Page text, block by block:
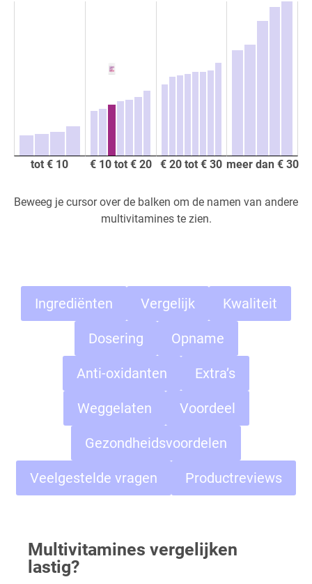
tot € 10 € 10 tot € 20 € 20 tot € 30 meer dan € 30
Beweeg je cursor over de balken om de namen van andere
multivitamines te zien.
Ingrediënten Vergelijk Kwaliteit
Dosering Opname
Anti-oxidanten Extra’s
Weggelaten Voordeel
Gezondheidsvoordelen
Veelgestelde vragen Productreviews
Multivitamines vergelijken
lastig?